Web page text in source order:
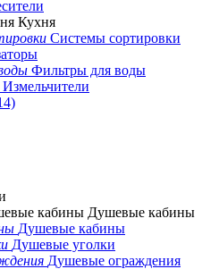
Кухня
Системы сортировки
Фильтры для воды
Измельчители
кабины Душевые кабины
Душевые кабины
Душевые уголки
Душевые ограждения